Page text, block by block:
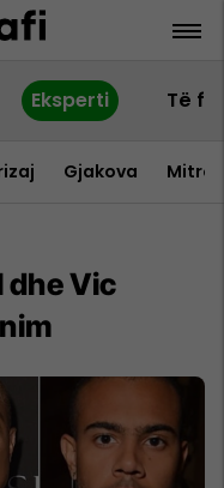
Eksperti Të
Gjakova
dhe Vic